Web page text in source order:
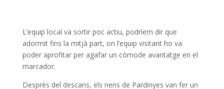
L’equip local va sortir poc actiu, podríem dir que
adormit fins la mitjà part, on l’equip visitant ho va
poder aprofitar per agafar un còmode avantatge en el
marcador.
Desprès del descans, els nens de Pardinyes van fer un